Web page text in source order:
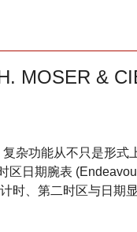
MOSER &
杂功能从不只是形式
区日期腕表
时、第二时区与日期